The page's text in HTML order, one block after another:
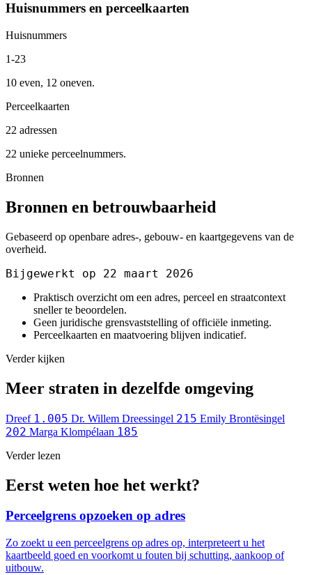
Huisnummers en perceelkaarten
Huisnummers
1-23
10 even, 12 oneven.
Perceelkaarten
22 adressen
22 unieke perceelnummers.
Bronnen
Bronnen en betrouwbaarheid
Gebaseerd op openbare adres-, gebouw- en kaartgegevens van de
overheid.
Bijgewerkt op 22 maart 2026
Praktisch overzicht om een adres, perceel en straatcontext
sneller te beoordelen.
Geen juridische grensvaststelling of officiële inmeting.
Perceelkaarten en maatvoering blijven indicatief.
Verder kijken
Meer straten in dezelfde omgeving
Dreef 1.005 Dr. Willem Dreessingel 215 Emily Brontësingel
202 Marga Klompélaan 185
Verder lezen
Eerst weten hoe het werkt?
Perceelgrens opzoeken op adres
Zo zoekt u een perceelgrens op adres op, interpreteert u het
kaartbeeld goed en voorkomt u fouten bij schutting, aankoop of
uitbouw.